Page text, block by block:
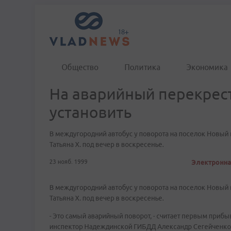
Общество Политика Экономика
На аварийный
установить
В междугородний автобус у поворота на поселок Новый
Татьяна Х. под вечер в воскресенье.
23 нояб. 1999
В междугородний автобус у поворота на поселок Новый
Татьяна Х. под вечер в воскресенье.
- Это самый аварийный поворот, - считает первым
инспектор Надеждинской ГИБДД Александр